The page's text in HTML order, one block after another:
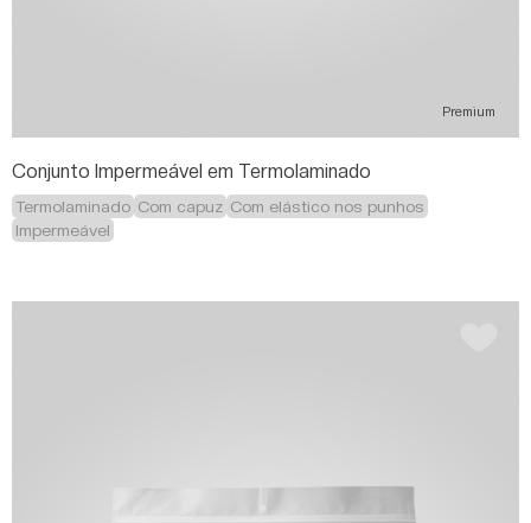
Premium
Conjunto Impermeável em Termolaminado
Termolaminado Com capuz Com elástico nos punhos
Impermeável